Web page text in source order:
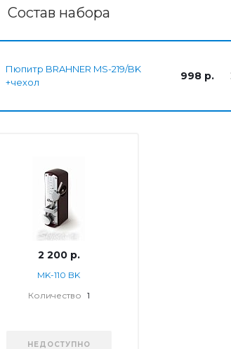
Состав набора
Пюпитр BRAHNER MS-219/BK
+чехол
998 р.
2 200 р.
MK-110 BK
Количество 1
НЕДОСТУПНО